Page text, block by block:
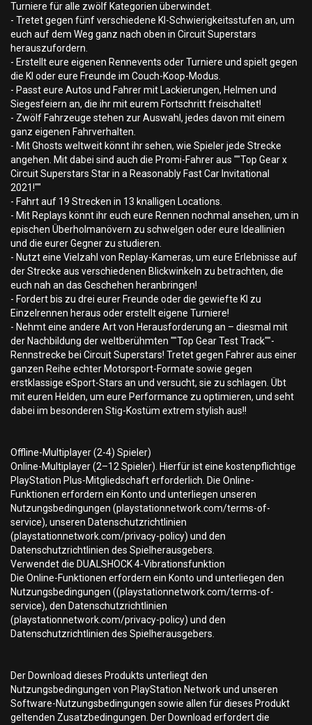
Turniere für alle zwölf Kategorien überwindet.
- Tretet gegen fünf verschiedene KI-Schwierigkeitsstufen an, um
euch auf dem Weg ganz nach oben in Circuit Superstars
herauszufordern.
- Erstellt eure eigenen Rennevents oder Turniere und spielt gegen
die KI oder eure Freunde im Couch-Koop-Modus.
- Passt eure Autos und Fahrer mit Lackierungen, Helmen und
Siegesfeiern an, die ihr mit eurem Fortschritt freischaltet!
- Zwölf Fahrzeuge stehen zur Auswahl, jedes davon mit einem
ganz eigenen Fahrverhalten.
- Mit Ghosts weltweit könnt ihr sehen, wie Spieler jede Strecke
angehen. Mit dabei sind auch die Promi-Fahrer aus ""Top Gear x
Circuit Superstars Star in a Reasonably Fast Car Invitational
2021!""
- Fahrt auf 19 Strecken in 13 knalligen Locations.
- Mit Replays könnt ihr euch eure Rennen nochmal ansehen, um in
epischen Überholmanövern zu schwelgen oder eure Ideallinien
und die eurer Gegner zu studieren.
- Nutzt eine Vielzahl von Replay-Kameras, um eure Erlebnisse auf
der Strecke aus verschiedenen Blickwinkeln zu betrachten, die
euch nah an das Geschehen heranbringen!
- Fordert bis zu drei eurer Freunde oder die gewiefte KI zu
Einzelrennen heraus oder erstellt eigene Turniere!
- Nehmt eine andere Art von Herausforderung an – diesmal mit
der Nachbildung der weltberühmten ""Top Gear Test Track""-
Rennstrecke bei Circuit Superstars! Tretet gegen Fahrer aus einer
ganzen Reihe echter Motorsport-Formate sowie gegen
erstklassige eSport-Stars an und versucht, sie zu schlagen. Übt
mit euren Helden, um eure Performance zu optimieren, und seht
dabei im besonderen Stig-Kostüm extrem stylish aus!!
Offline-Multiplayer (2-4) Spieler)
Online-Multiplayer (2–12 Spieler). Hierfür ist eine kostenpflichtige
PlayStation Plus-Mitgliedschaft erforderlich. Die Online-
Funktionen erfordern ein Konto und unterliegen unseren
Nutzungsbedingungen (playstationnetwork.com/terms-of-
service), unseren Datenschutzrichtlinien
(playstationnetwork.com/privacy-policy) und den
Datenschutzrichtlinien des Spielherausgebers.
Verwendet die DUALSHOCK 4-Vibrationsfunktion
Die Online-Funktionen erfordern ein Konto und unterliegen den
Nutzungsbedingungen ((playstationnetwork.com/terms-of-
service), den Datenschutzrichtlinien
(playstationnetwork.com/privacy-policy) und den
Datenschutzrichtlinien des Spielherausgebers.
Der Download dieses Produkts unterliegt den
Nutzungsbedingungen von PlayStation Network und unseren
Software-Nutzungsbedingungen sowie allen für dieses Produkt
geltenden Zusatzbedingungen. Der Download erfordert die